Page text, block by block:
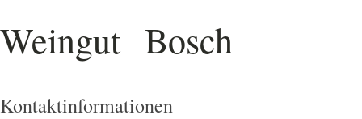
Weingut Bosch
Kontaktinformationen